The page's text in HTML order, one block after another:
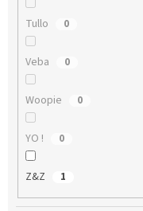
Tullo 0
Veba 0
Woopie 0
YO ! 0
Z&Z 1